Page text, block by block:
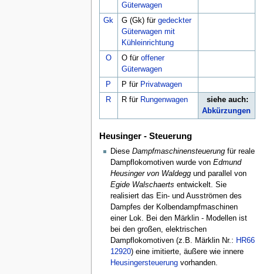
Güterwagen
Gk
G (Gk) für gedeckter
Güterwagen mit
Kühleinrichtung
O
O für offener
Güterwagen
P
P für Privatwagen
R
R für Rungenwagen
siehe auch:
Abkürzungen
Heusinger - Steuerung
Diese Dampfmaschinensteuerungfür reale
Dampflokomotiven wurde von Edmund
Heusinger von Waldeggund parallel von
Egide Walschaerts entwickelt. Sie
realisiert das Ein- und Ausströmen des
Dampfes der Kolbendampfmaschinen
einer Lok. Bei den Märklin - Modellen ist
bei den großen, elektrischen
Dampflokomotiven (z.B. Märklin Nr.: HR66
12920) eine imitierte, äußere wie innere
Heusingersteuerungvorhanden.